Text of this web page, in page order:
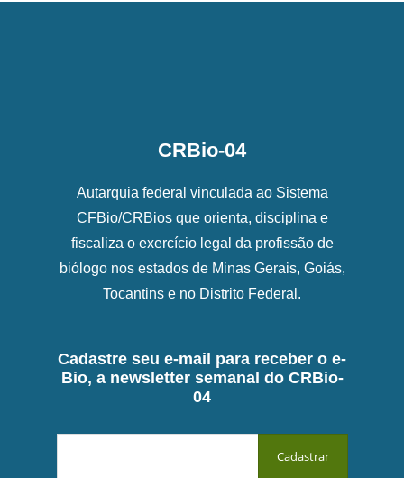
CRBio-04
Autarquia federal vinculada ao Sistema
CFBio/CRBios que orienta, disciplina e
fiscaliza o exercício legal da profissão de
biólogo nos estados de Minas Gerais, Goiás,
Tocantins e no Distrito Federal.
Cadastre seu e-mail para receber o e-
Bio, a newsletter semanal do CRBio-
04